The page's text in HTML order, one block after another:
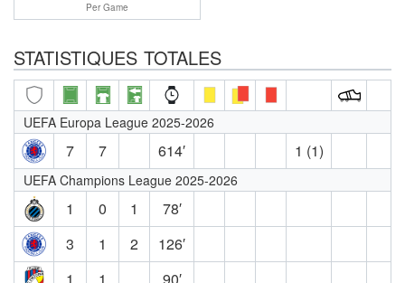
Per Game
STATISTIQUES TOTALES
UEFA Europa League 2025-2026
7 7 614′ 1 (1)
UEFA Champions League 2025-2026
1 0 1
78′
3
1 2
126′
1
1
90′